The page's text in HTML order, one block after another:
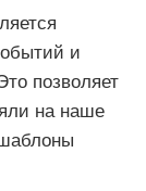
и
позволяет
на наше